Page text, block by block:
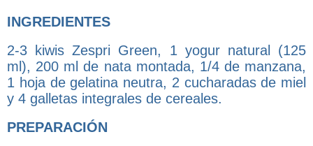
INGREDIENTES
2-3 kiwis Zespri Green, 1 yogur natural (125
ml), 200 ml de nata montada, 1/4 de manzana,
1 hoja de gelatina neutra, 2 cucharadas de miel
y 4 galletas integrales de cereales.
PREPARACIÓN